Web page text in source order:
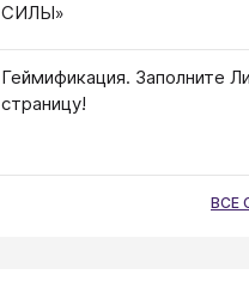
СИЛЫ»
Геймификация. Заполните
страницу!
ВСЕ